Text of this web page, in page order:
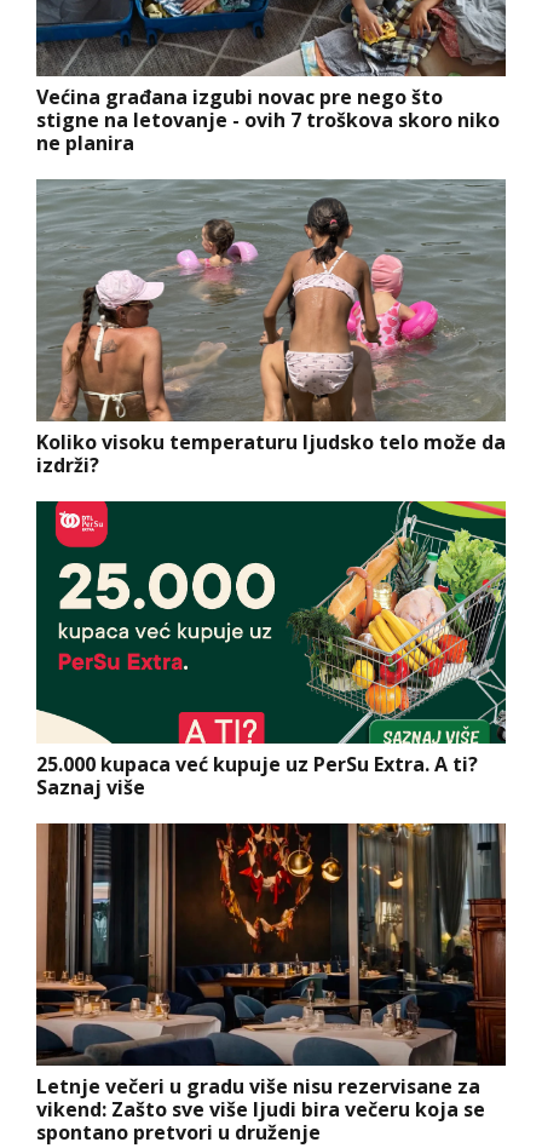
Većina građana izgubi novac pre nego što
stigne na letovanje - ovih 7 troškova skoro niko
ne planira
Koliko visoku temperaturu ljudsko telo može da
izdrži?
25.000 kupaca već kupuje uz PerSu Extra. A ti?
Saznaj više
Letnje večeri u gradu više nisu rezervisane za
vikend: Zašto sve više ljudi bira večeru koja se
spontano pretvori u druženje